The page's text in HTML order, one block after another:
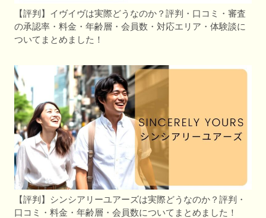
【評判】イヴイヴは実際どうなのか？評判・口コミ・審査
の承認率・料金・年齢層・会員数・対応エリア・体験談に
ついてまとめました！
【評判】シンシアリーユアーズは実際どうなのか？評判・
口コミ・料金・年齢層・会員数についてまとめました！